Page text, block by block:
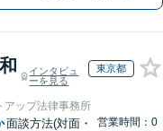
インタビュ
ーを見る
東京都
アップ法律事務所
面談方法(対面・
営業時間：0